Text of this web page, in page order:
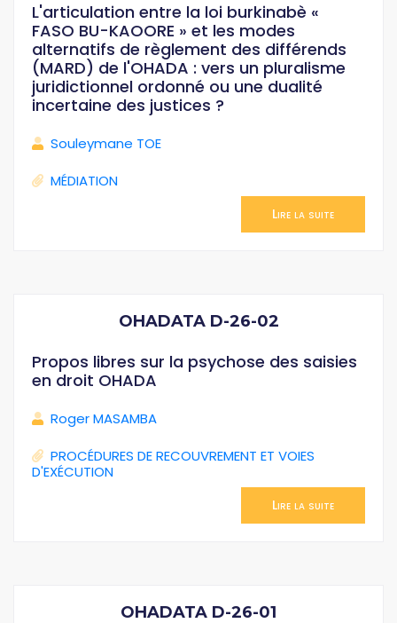
L'articulation entre la loi burkinabè «
FASO BU-KAOORE » et les modes
alternatifs de règlement des différends
(MARD) de l'OHADA : vers un pluralisme
juridictionnel ordonné ou une dualité
incertaine des justices ?
Souleymane TOE
MÉDIATION
Lire la suite
OHADATA D-26-02
Propos libres sur la psychose des saisies
en droit OHADA
Roger MASAMBA
PROCÉDURES DE RECOUVREMENT ET VOIES
D'EXÉCUTION
Lire la suite
OHADATA D-26-01